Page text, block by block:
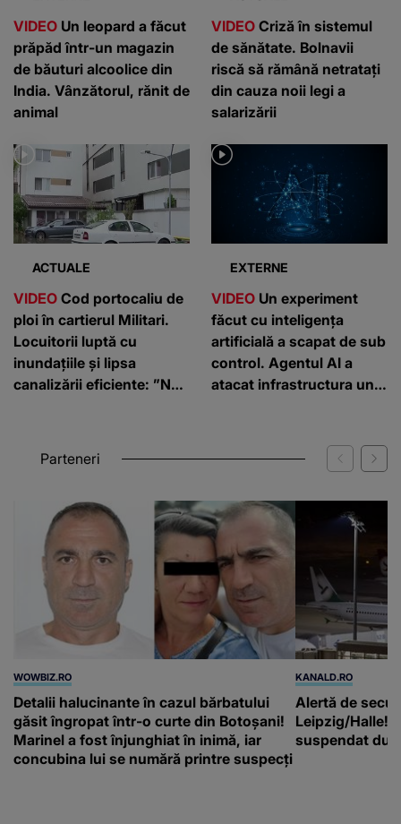
VIDEO Un leopard a făcut
prăpăd într-un magazin
de băuturi alcoolice din
India. Vânzătorul, rănit de
animal
VIDEO Criză în sistemul
de sănătate. Bolnavii
riscă să rămână netratați
din cauza noii legi a
salarizării
ACTUALE
VIDEO Cod portocaliu de
ploi în cartierul Militari.
Locuitorii luptă cu
inundațiile și lipsa
canalizării eficiente: ”Nu
EXTERNE
VIDEO Un experiment
făcut cu inteligența
artificială a scapat de sub
control. Agentul AI a
atacat infrastructura unei
Parteneri
WOWBIZ.RO
Detalii halucinante în cazul bărbatului
găsit îngropat într-o curte din Botoșani!
Marinel a fost înjunghiat în inimă, iar
concubina lui se numără printre suspecți
KANALD.RO
Alertă de
Leipzig/Halle!
suspendat